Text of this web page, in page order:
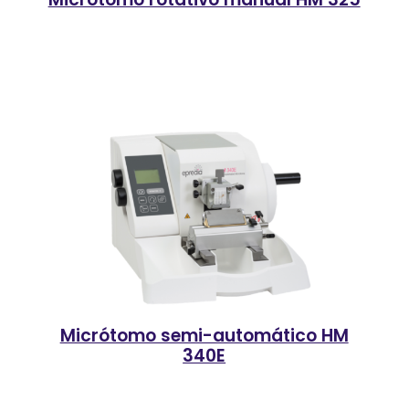
Micrótomo semi-automático HM
340E